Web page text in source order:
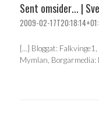
Sent omsider... |
2009-02-
[…] Bloggat:
Mymlan, Borgarmedia: